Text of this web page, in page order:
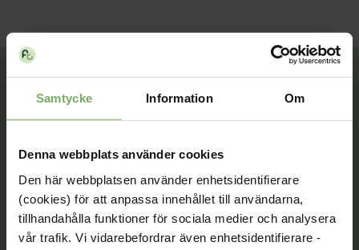
Samtycke Information Om
Denna webbplats använder cookies
Den här webbplatsen använder enhetsidentifierare
(cookies) för att anpassa innehållet till användarna,
tillhandahålla funktioner för sociala medier och analysera
vår trafik. Vi vidarebefordrar även enhetsidentifierare -
Tillsammans rör vi oss framåt. Du är en viktig del
Bli medlem